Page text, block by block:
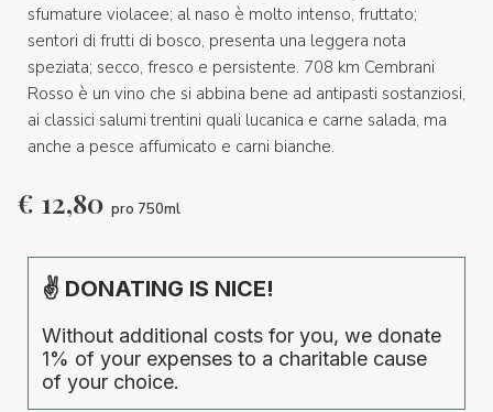
sfumature violacee; al naso è molto intenso, fruttato;
sentori di frutti di bosco, presenta una leggera nota
speziata; secco, fresco e persistente. 708 km Cembrani
Rosso è un vino che si abbina bene ad antipasti sostanziosi,
ai classici salumi trentini quali lucanica e carne salada, ma
anche a pesce affumicato e carni bianche.
€ 12,80 pro 750ml
✌ DONATING IS NICE!
Without additional costs for you, we donate
1% of your expenses to a charitable cause
of your choice.